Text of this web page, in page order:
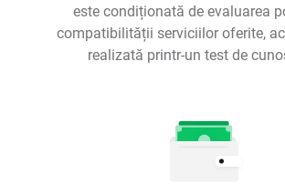
este condiționată de evaluarea
compatibilității serviciilor oferite,
realizată printr-un test de